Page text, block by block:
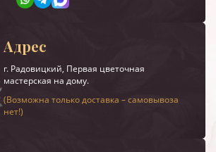
Адрес
г. Радовицкий, Первая цветочная
мастерская на дому.
(Возможна только доставка – самовывоза
нет!)